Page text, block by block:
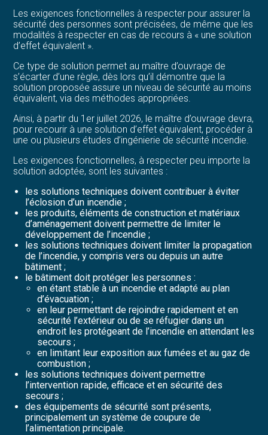
Les exigences fonctionnelles à respecter pour assurer la
sécurité des personnes sont précisées, de même que les
modalités à respecter en cas de recours à « une solution
d’effet équivalent ».
Ce type de solution permet au maître d’ouvrage de
s’écarter d’une règle, dès lors qu’il démontre que la
solution proposée assure un niveau de sécurité au moins
équivalent, via des méthodes appropriées.
Ainsi, à partir du 1er juillet 2026, le maître d’ouvrage devra,
pour recourir à une solution d’effet équivalent, procéder à
une ou plusieurs études d’ingénierie de sécurité incendie.
Les exigences fonctionnelles, à respecter peu importe la
solution adoptée, sont les suivantes :
les solutions techniques doivent contribuer à éviter
l’éclosion d’un incendie ;
les produits, éléments de construction et matériaux
d’aménagement doivent permettre de limiter le
développement de l’incendie ;
les solutions techniques doivent limiter la propagation
de l’incendie, y compris vers ou depuis un autre
bâtiment ;
le bâtiment doit protéger les personnes :
en étant stable à un incendie et adapté au plan
d’évacuation ;
en leur permettant de rejoindre rapidement et en
sécurité l’extérieur ou de se réfugier dans un
endroit les protégeant de l’incendie en attendant les
secours ;
en limitant leur exposition aux fumées et au gaz de
combustion ;
les solutions techniques doivent permettre
l’intervention rapide, efficace et en sécurité des
secours ;
des équipements de sécurité sont présents,
principalement un système de coupure de
l’alimentation principale.